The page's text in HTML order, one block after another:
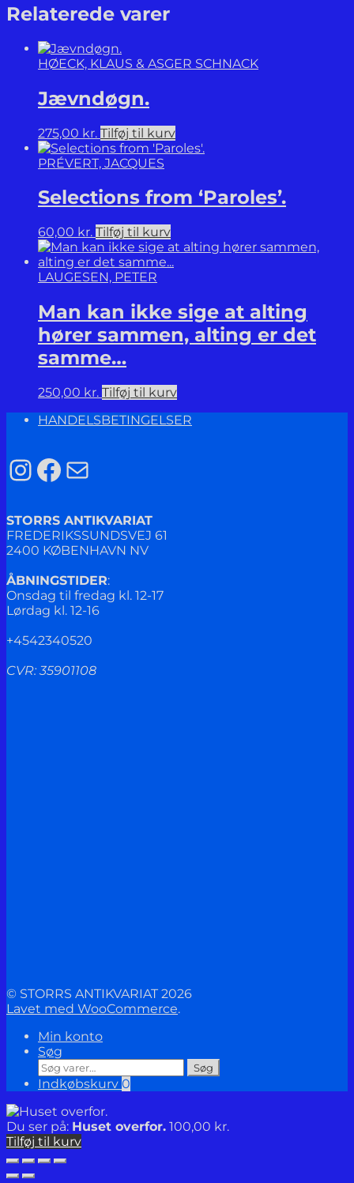
Relaterede varer
HØECK, KLAUS & ASGER SCHNACK
Jævndøgn.
275,00 kr. Tilføj til kurv
PRÉVERT, JACQUES
Selections from ‘Paroles’.
60,00 kr. Tilføj til kurv
LAUGESEN, PETER
Man kan ikke sige at alting
hører sammen, alting er det
samme…
250,00 kr. Tilføj til kurv
HANDELSBETINGELSER
Instagram
Facebook
Mail
STORRS ANTIKVARIAT
FREDERIKSSUNDSVEJ 61
2400 KØBENHAVN NV
ÅBNINGSTIDER:
Onsdag til fredag kl. 12-17
Lørdag kl. 12-16
+4542340520
CVR: 35901108
© STORRS ANTIKVARIAT 2026
Lavet med WooCommerce.
Min konto
Søg
Søg
efter:
Søg
Indkøbskurv 0
Du ser på: Huset overfor. 100,00 kr.
Tilføj til kurv